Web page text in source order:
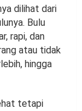
dilihat dari
Bulu
rapi, dan
atau tidak
hingga
tetapi